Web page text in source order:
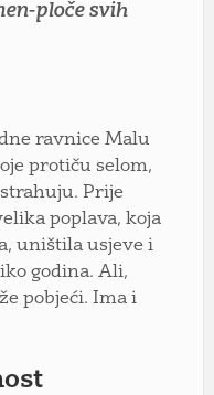
ploče svih
ravnice Malu
protiču selom,
Prije
poplava, koja
uništila usjeve i
godina. Ali,
pobjeći. Ima i